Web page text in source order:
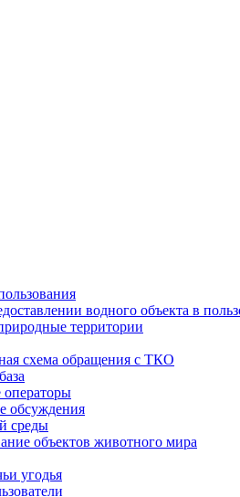
водного объекта в
территории
схема обращения с ТКО
операторы
обсуждения
среды
объектов животного мира
угодья